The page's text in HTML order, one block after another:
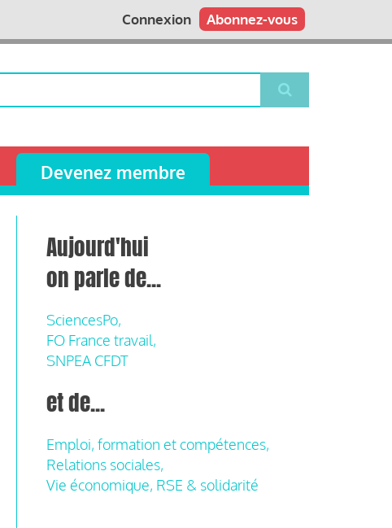
Abonnez-vous
Connexion
Devenez membre
Aujourd'hui
on parle de...
SciencesPo,
FO France travail,
SNPEA CFDT
et de...
Emploi, formation et compétences,
Relations sociales,
Vie économique, RSE & solidarité